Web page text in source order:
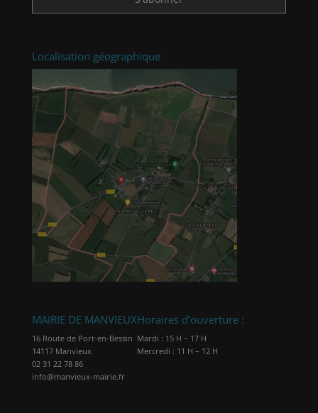
Localisation géographique
MAIRIE DE MANVIEUX
16 Route de Port-en-Bessin
14117 Manvieux
02 31 22 78 86
info@manvieux-mairie.fr
Horaires d’ouverture :
Mardi : 15 H – 17 H
Mercredi : 11 H – 12 H